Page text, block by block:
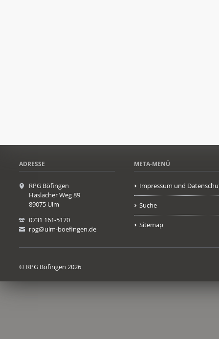
ADRESSE
RPG Böfingen
Haslacher Weg 89
89075 Ulm
0731 161-5170
rpg@ulm-boefingen.de
META-MENÜ
Impressum und
Suche
Sitemap
© RPG Böfingen 2026